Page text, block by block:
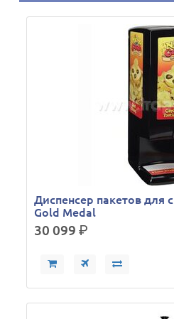
Диспенсер пакетов для
Gold Medal
30 099р.